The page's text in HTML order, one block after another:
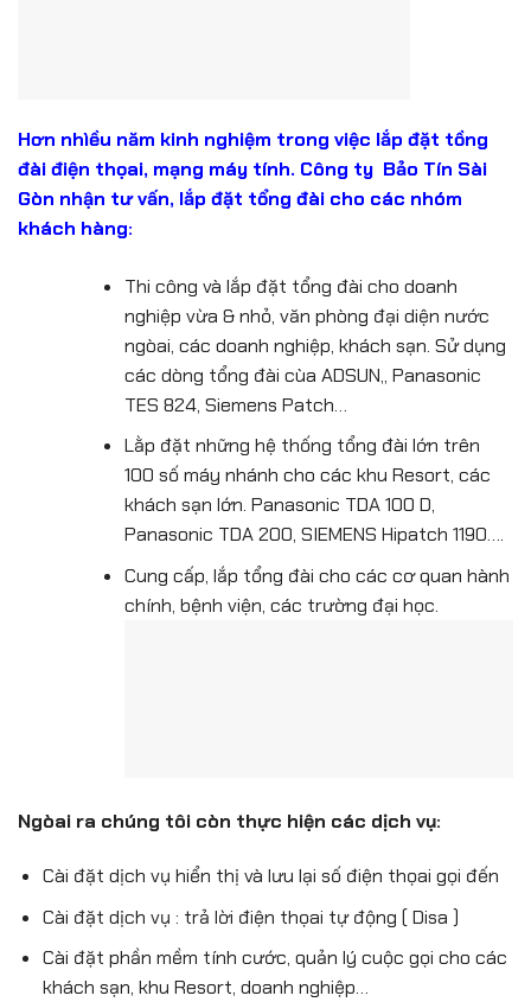
Hơn nhìều năm kinh nghiệm trong việc lắp đặt tồng
đài điện thọai, mạng máy tính. Công ty Bảo Tín Sài
Gòn nhận tư vấn, lắp đặt tổng đài cho các nhóm
khách hàng:
Thi công và lắp đặt tổng đài cho doanh
nghiệp vừa & nhỏ, văn phòng đại diện nước
ngòai, các doanh nghiệp, khách sạn. Sử dụng
các dòng tổng đài cùa ADSUN,, Panasonic
TES 824, Siemens Patch…
Lằp đặt những hệ thống tổng đài lớn trên
100 số máy nhánh cho các khu Resort, các
khách sạn lớn. Panasonic TDA 100 D,
Panasonic TDA 200, SIEMENS Hipatch 1190….
Cung cấp, lắp tổng đài cho các cơ quan hành
chính, bệnh viện, các trường đại học.
Ngòai ra chúng tôi còn thực hiện các dịch vụ:
Cài đặt dịch vụ hiển thị và lưu lại số điện thọai gọi đến
Cài đặt dịch vụ : trả lời điện thọai tự động ( Disa )
Cài đặt phần mềm tính cước, quản lý cuộc gọi cho các
khách sạn, khu Resort, doanh nghiệp…